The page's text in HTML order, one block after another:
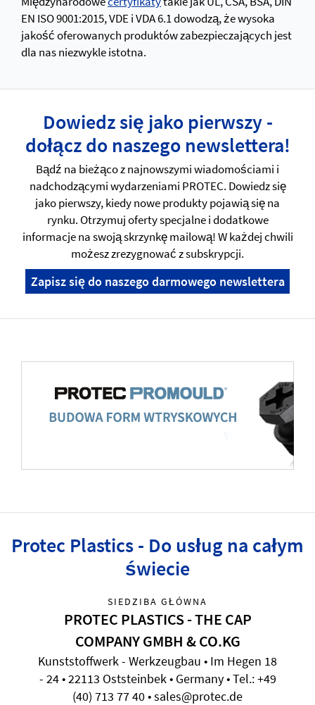
EN ISO 9001:2015, VDE i VDA 6.1 dowodzą, że wysoka
jakość oferowanych produktów zabezpieczających jest
dla nas niezwykle istotna.
Dowiedz się jako pierwszy -
dołącz do naszego newslettera!
Bądź na bieżąco z najnowszymi wiadomościami i
nadchodzącymi wydarzeniami PROTEC. Dowiedz się
jako pierwszy, kiedy nowe produkty pojawią się na
rynku. Otrzymuj oferty specjalne i dodatkowe
informacje na swoją skrzynkę mailową! W każdej chwili
możesz zrezygnować z subskrypcji.
Zapisz się do naszego darmowego newslettera
Protec Plastics - Do usług na całym
świecie
SIEDZIBA GŁÓWNA
PROTEC PLASTICS - THE CAP
COMPANY GMBH & CO.KG
Kunststoffwerk - Werkzeugbau • Im Hegen 18
- 24 • 22113 Oststeinbek • Germany • Tel.: +49
(40) 713 77 40 • sales@protec.de